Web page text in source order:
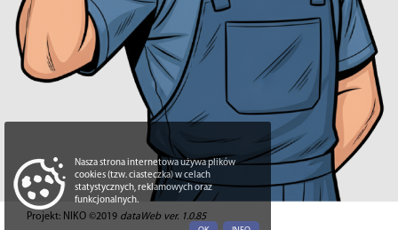
Projekt: NIKO ©2019 dataWeb ver. 1.0.85
Nasza strona internetowa używa plików
cookies (tzw. ciasteczka) w celach
statystycznych, reklamowych oraz
funkcjonalnych.